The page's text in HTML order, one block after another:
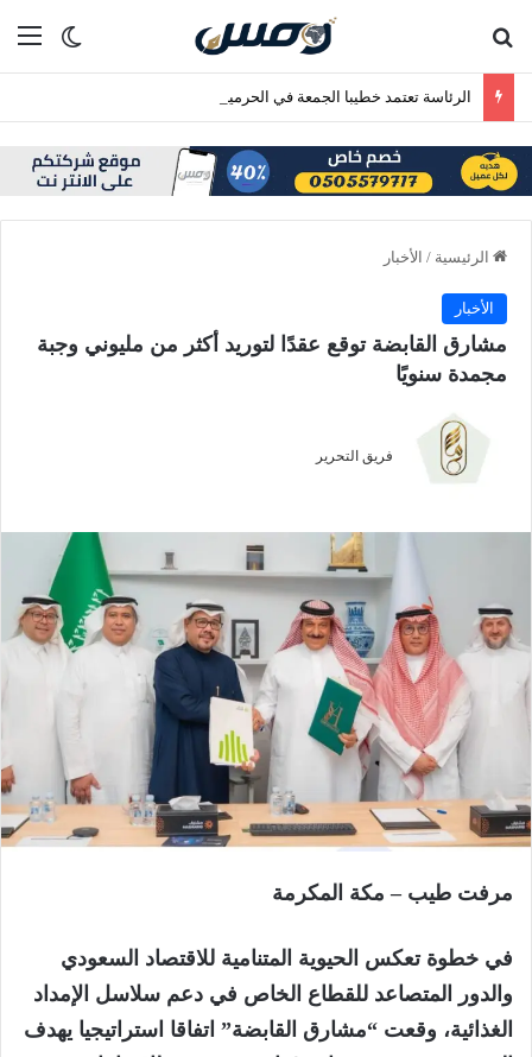
الوضع
الرئيسية / الأخبار
الأخبار
مشارق القابضة توقع عقدًا لتوريد أكثر من مليوني وجبة
مجمدة سنويًا
فريق التحرير
مرفت طيب – مكة المكرمة
في خطوة تعكس الحيوية المتنامية للاقتصاد السعودي
والدور المتصاعد للقطاع الخاص في دعم سلاسل الإمداد
الغذائية، وقعت “مشارق القابضة” اتفاقا استراتيجيا يهدف